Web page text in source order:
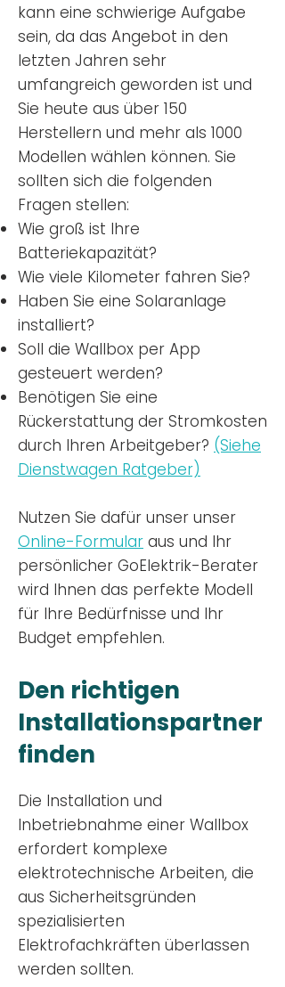
kann eine schwierige Aufgabe
sein, da das Angebot in den
letzten Jahren sehr
umfangreich geworden ist und
Sie heute aus über 150
Herstellern und mehr als 1000
Modellen wählen können. Sie
sollten sich die folgenden
Fragen stellen:
Wie groß ist Ihre
Batteriekapazität?
Wie viele Kilometer fahren Sie?
Haben Sie eine Solaranlage
installiert?
Soll die Wallbox per App
gesteuert werden?
Benötigen Sie eine
Rückerstattung der Stromkosten
durch Ihren Arbeitgeber? (Siehe
Dienstwagen Ratgeber)
Nutzen Sie dafür unser unser
Online-Formular aus und Ihr
persönlicher GoElektrik-Berater
wird Ihnen das perfekte Modell
für Ihre Bedürfnisse und Ihr
Budget empfehlen.
Den richtigen
Installationspartner
finden
Die Installation und
Inbetriebnahme einer Wallbox
erfordert komplexe
elektrotechnische Arbeiten, die
aus Sicherheitsgründen
spezialisierten
Elektrofachkräften überlassen
werden sollten.